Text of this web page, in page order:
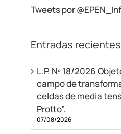
Tweets por
Entradas recientes
L.P. Nº 18/2026
campo de
celdas de media
Protto”.
07/08/2026